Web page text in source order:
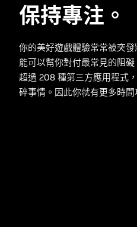
保持專注。
你的美好遊戲體驗常常被突
能可以幫你對付最常見的阻
超過 208 種第三方應用程式
碎事情。因此你就有更多時